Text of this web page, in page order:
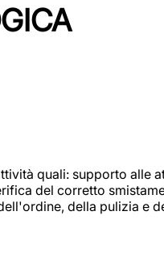
quali: supporto alle
del corretto
della pulizia e